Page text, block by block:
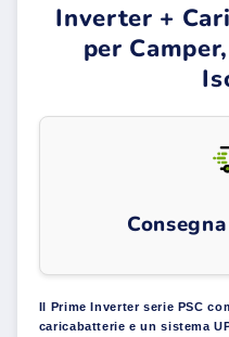
Inverter +
per
Il Prime Inverter serie PSC
caricabatterie e un sistema